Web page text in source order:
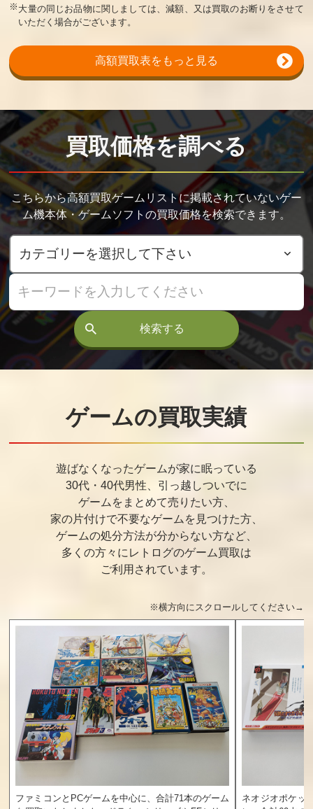
イゾン
75,000
バブルボブル
2
70,000
地底戦空バゾ
ルダー
60,000
三つ目がとお
る
買取価格
55,000
聖鈴伝説リッ
クル
買取価格
55,000
ギミック
買取価格
50,000
険島4
買取価格
43,000
ュラ
36,000
買取価格
35,000
買取価格
35,000
買取価格
35,000
買取価格
32,000
特救指令ソル
買取価格
30,000
魂斗羅
買取価格
27,000
キャプテンセ
イバー
買取価格
26,500
25,000
ズどろぴー
買取価格
25,000
ールド
トップヒット20
Vol.2
買取価格
25,000
ぴょこたんの大
迷路
買取価格
25,000
フリントストー
ン
買取価格
キョロちゃんラ 重力装甲メタ バッキーオヘ
※ 大量の同じお品物に関しましては、減額、又は買取のお断りをさせて
いただく場合がございます。
高額買取表をもっと見る
買取価格を調べる
こちらから高額買取ゲームリストに掲載されていないゲー
ム機本体・ゲームソフトの買取価格を検索できます。
検索する
ゲームの買取実績
遊ばなくなったゲームが家に眠っている
30代・40代男性、引っ越しついでに
ゲームをまとめて売りたい方、
家の片付けで不要なゲームを見つけた方、
ゲームの処分方法が分からない方など、
多くの方々にレトログのゲーム買取は
ご利用されています。
※横方向にスクロールしてください→
ファミコンとPCゲームを中心に、合計71本のゲーム
ネオジオポケッ